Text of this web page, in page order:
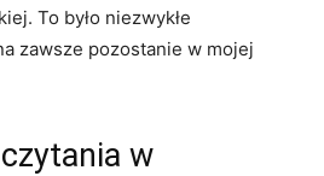
To było niezwykłe
zawsze pozostanie w mojej
w